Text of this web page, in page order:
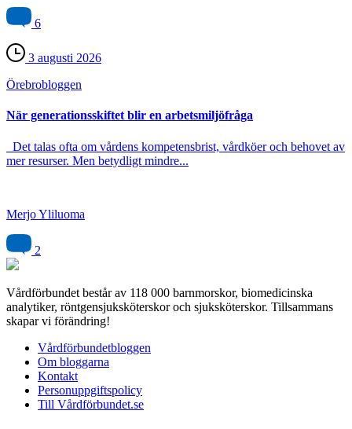
6
3 augusti 2026
Örebro­bloggen
När generationsskiftet blir en arbetsmiljöfråga
Det talas ofta om vårdens kompetensbrist, vårdköer och behovet av
mer resurser. Men betydligt mindre...
Merjo Yliluoma
2
Vårdförbundet består av 118 000 barnmorskor, biomedicinska
analytiker, röntgensjuksköterskor och sjuksköterskor. Tillsammans
skapar vi förändring!
Vårdförbundetbloggen
Om bloggarna
Kontakt
Personuppgiftspolicy
Till Vårdförbundet.se